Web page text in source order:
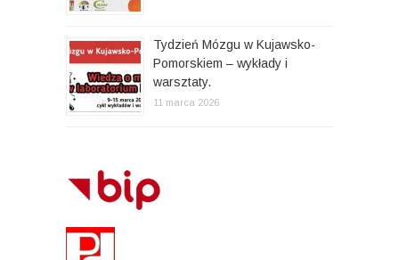
Tydzień Mózgu w Kujawsko-
Pomorskiem – wykłady i
warsztaty.
11 marca 2026